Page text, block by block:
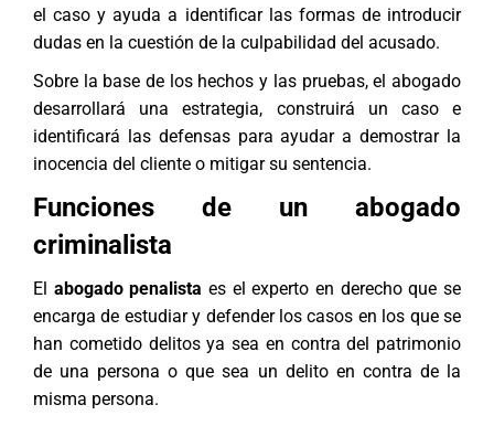
el caso y ayuda a identificar las formas de introducir
dudas en la cuestión de la culpabilidad del acusado.
Sobre la base de los hechos y las pruebas, el abogado
desarrollará una estrategia, construirá un caso e
identificará las defensas para ayudar a demostrar la
inocencia del cliente o mitigar su sentencia.
Funciones de un abogado
criminalista
El abogado penalista es el experto en derecho que se
encarga de estudiar y defender los casos en los que se
han cometido delitos ya sea en contra del patrimonio
de una persona o que sea un delito en contra de la
misma persona.